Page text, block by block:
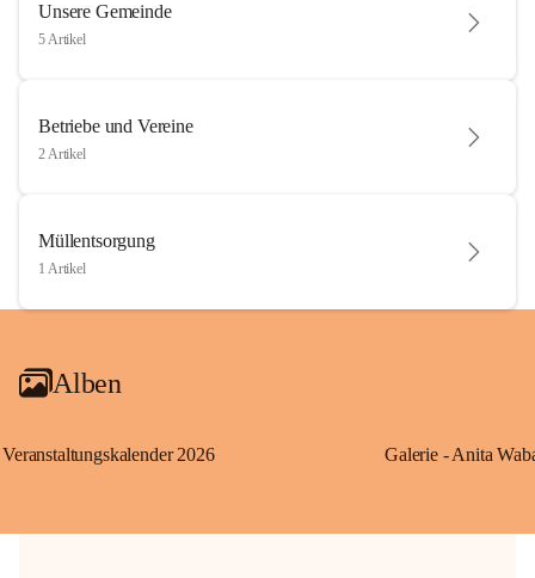
Unsere Gemeinde
5 Artikel
Betriebe und Vereine
2 Artikel
Müllentsorgung
1 Artikel
Alben
Veranstaltungskalender 2026 Galerie - Anita